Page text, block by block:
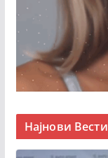
Најнови Вести